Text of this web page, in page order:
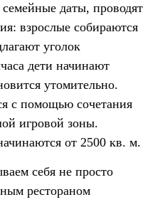
даты, проводят
взрослые собираются
уголок
дети начинают
утомительно.
с помощью сочетания
игровой зоны.
от 2500 кв. м.
себя не просто
рестораном